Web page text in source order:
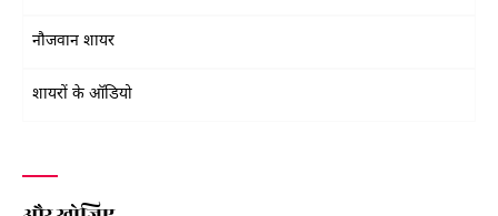
नौजवान शायर
शायरों के ऑडियो